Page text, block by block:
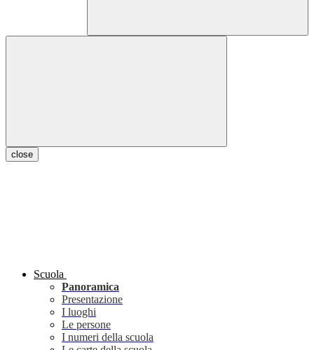
close
Scuola
Panoramica
Presentazione
I luoghi
Le persone
I numeri della scuola